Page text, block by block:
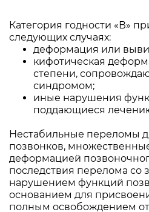
Категория годности «В»
следующих случаях:
деформация или
кифотическая
степени,
синдромом;
иные нарушения
поддающиеся
Нестабильные переломы
позвонков,
деформацией
последствия перелома со
нарушением функций
основанием для
полным освобождением